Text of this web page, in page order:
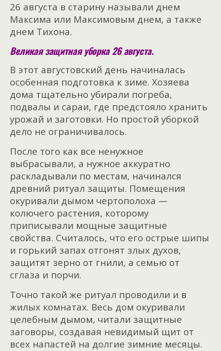
26 августа в старину называли днем
Максима или Максимовым днем, а также
днем Тихона.
Великая защитная уборка 26 августа.
В этот августовский день начиналась
особенная подготовка к зиме. Хозяева
дома тщательно убирали погреба,
подвалы и сараи, где предстояло хранить
урожай и заготовки. Но простой уборкой
дело не ограничивалось.
После того как все ненужное
выбрасывали, а нужное аккуратно
раскладывали по местам, начинался
древний ритуал защиты. Помещения
окуривали дымом чертополоха —
колючего растения, которому
приписывали мощные защитные
свойства. Считалось, что его острые шипы
и горький запах отгонят злых духов,
защитят зерно от гнили, а семью от
сглаза и порчи.
Точно такой же ритуал проводили и в
жилых комнатах. Весь дом окуривали
целебным дымом, читали защитные
заговоры, создавая невидимый щит от
всех напастей на долгие зимние месяцы.